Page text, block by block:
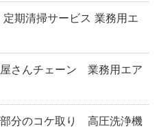
期清掃サービス 業務用エ
さんチェーン 業務用エア
分のコケ取り 高圧洗浄機